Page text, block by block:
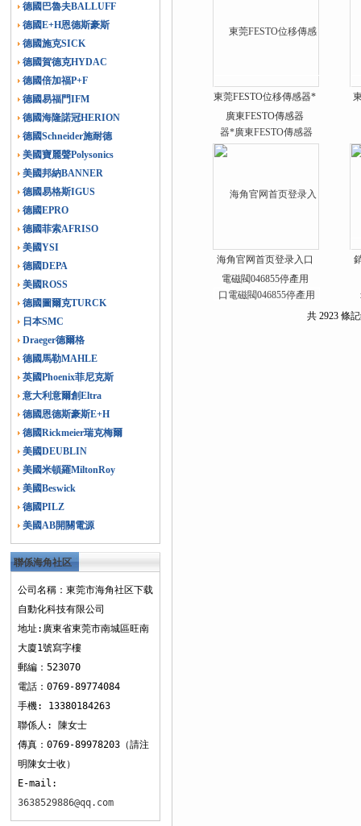
德國巴魯夫BALLUFF
德國E+H恩德斯豪斯
德國施克SICK
德國賀德克HYDAC
德國倍加福P+F
德國易福門IFM
德國海隆諾冠HERION
德國Schneider施耐德
美國寶麗聲Polysonics
美國邦納BANNER
德國易格斯IGUS
德國EPRO
德國菲索AFRISO
美國YSI
德國DEPA
美國ROSS
德國圖爾克TURCK
日本SMC
Draeger德爾格
德國馬勒MAHLE
英國Phoenix菲尼克斯
意大利意爾創Eltra
德國恩德斯豪斯E+H
德國Rickmeier瑞克梅爾
美國DEUBLIN
美國米頓羅MiltonRoy
美國Beswick
德國PILZ
美國AB開關電源
聯係海角社区
下载
公司名稱：東莞市海角社区下载
自動化科技有限公司
地址:廣東省東莞市南城區旺南
大廈1號寫字樓
郵編：523070
電話：0769-89774084
手機: 13380184263
聯係人: 陳女士
傳真：0769-89978203（請注
明陳女士收）
E-mail:
3638529886@qq.com
東莞FESTO位移傳感器*
廣東FESTO傳感器
海角官网首页登录入口
電磁閥046855停產用
145836替代
共 2923 條